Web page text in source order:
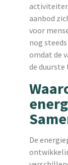
aanbod
voor
nog
omdat de
de duurste
De